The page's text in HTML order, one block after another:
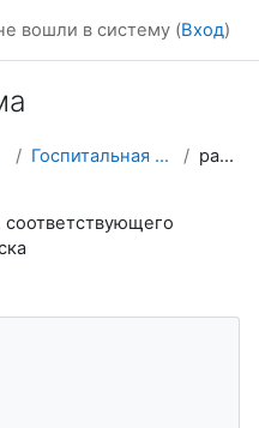
вошли в систему (Вход)
Госпитальная хирургия (Кафедра госпитальной хирургии) рабочая программа